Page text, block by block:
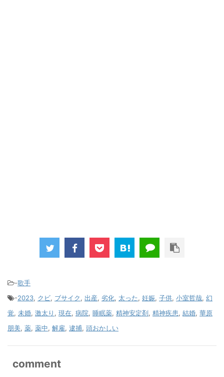
-歌手
-2023, クビ, ブサイク, 出産, 劣化, 太った, 妊娠, 子供, 小室哲哉, 幻
覚, 未婚, 激太り , 現在, 病院, 睡眠薬, 精神安定剤, 精神疾患, 結婚, 華原
朋美, 薬, 薬中, 解雇, 逮捕, 頭おかしい
comment